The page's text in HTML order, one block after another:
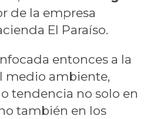
de la empresa
El Paraíso.
entonces a la
medio ambiente,
tendencia no solo en
también en los